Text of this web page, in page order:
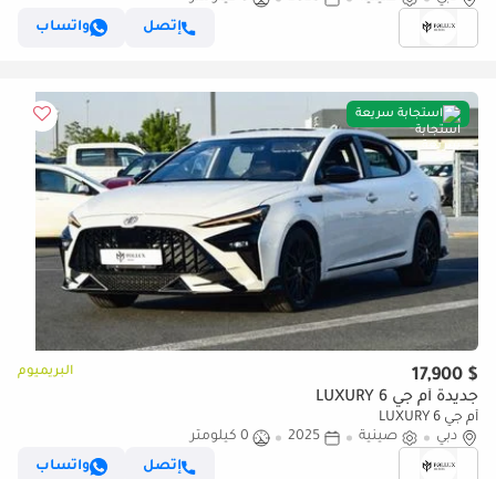
إتصل
واتساب
استجابة سريعة
$ 17,900 البريميوم
جديدة أم جي 6 LUXURY
أم جي 6 LUXURY
دبي
صينية 2025
0 كيلومتر
إتصل
واتساب